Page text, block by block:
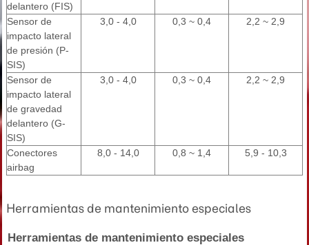
delantero (FIS)
Sensor de
impacto lateral
de presión (P-
SIS)
3,0 - 4,0 0,3 ~ 0,4 2,2 ~ 2,9
Sensor de
impacto lateral
de gravedad
delantero (G-
SIS)
3,0 - 4,0 0,3 ~ 0,4 2,2 ~ 2,9
Conectores
airbag
8,0 - 14,0 0,8 ~ 1,4 5,9 - 10,3
Herramientas de mantenimiento especiales
Herramientas de mantenimiento especiales